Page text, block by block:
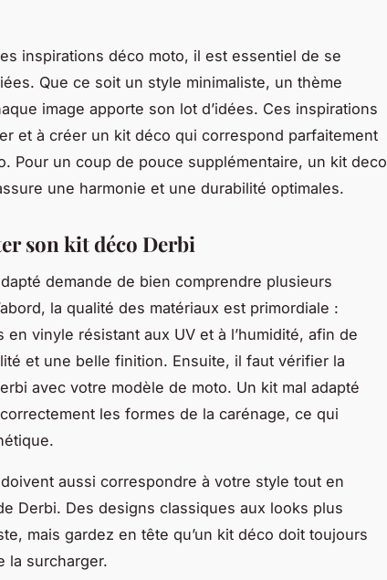
inspirations déco moto, il est essentiel de se
Que ce soit un style minimaliste, un thème
image apporte son lot d’idées. Ces inspirations
et à créer un kit déco qui correspond parfaitement
Pour un coup de pouce supplémentaire, un kit deco
une harmonie et une durabilité optimales.
son kit déco Derbi
demande de bien comprendre plusieurs
la qualité des matériaux est primordiale :
vinyle résistant aux UV et à l’humidité, afin de
et une belle finition. Ensuite, il faut vérifier la
avec votre modèle de moto. Un kit mal adapté
les formes de la carénage, ce qui
aussi correspondre à votre style tout en
Derbi. Des designs classiques aux looks plus
mais gardez en tête qu’un kit déco doit toujours
la surcharger.